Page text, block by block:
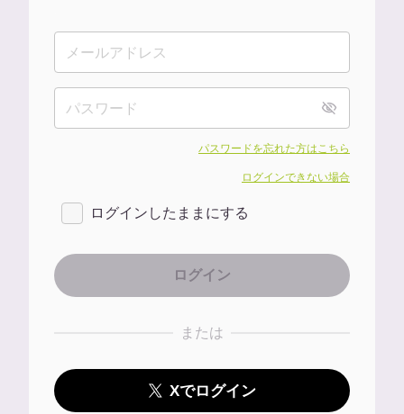
パスワードを忘れた方はこちら
ログインできない場合
ログインしたままにする
または
Xでログイン